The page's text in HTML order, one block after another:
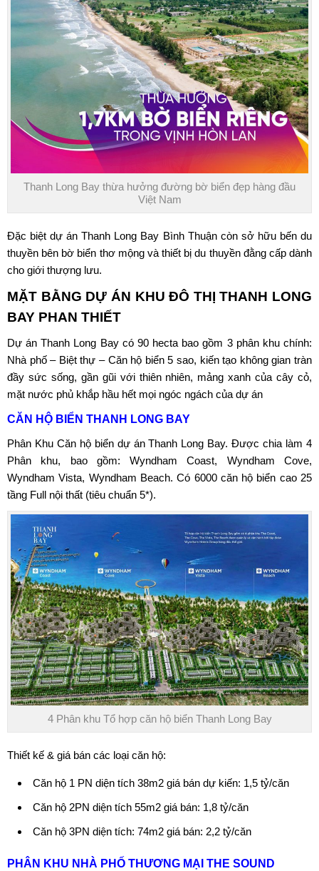
Thanh Long Bay thừa hưởng đường bờ biển đẹp hàng đầu
Việt Nam
Đặc biệtdự án Thanh Long Bay Bình Thuậncòn sở hữu bến du
thuyền bên bờ biển thơ mộng và thiết bị du thuyền đằng cấp dành
cho giới thượng lưu.
MẶT BẰNG DỰ ÁN KHU ĐÔ THỊ THANH LONG
BAY PHAN THIẾT
Dự án Thanh Long Baycó 90 hecta bao gồm 3 phân khu chính:
Nhà phố – Biệt thự – Căn hộ biển 5 sao, kiến tạo không gian tràn
đầy sức sống, gần gũi với thiên nhiên, mảng xanh của cây cỏ,
mặt nước phủ khắp hầu hết mọi ngóc ngách của dự án
CĂN HỘ BIỂN THANH LONG BAY
Phân Khu Căn hộ biển dự án Thanh Long Bay. Được chia làm 4
Phân khu, bao gồm:Wyndham Coast, Wyndham Cove,
Wyndham Vista, Wyndham Beach. Có 6000 căn hộ biển cao 25
tầng Full nội thất (tiêu chuẩn 5*).
4 Phân khu Tổ hợp căn hộ biển Thanh Long Bay
Thiết kế & giá bán các loại căn hộ:
Căn hộ 1 PN diện tích 38m2 giá bán dự kiến: 1,5 tỷ/căn
Căn hộ 2PN diện tích 55m2 giá bán: 1,8 tỷ/căn
Căn hộ 3PN diện tích: 74m2 giá bán: 2,2 tỷ/căn
PHÂN KHU NHÀ PHỐ THƯƠNG MẠI THE SOUND